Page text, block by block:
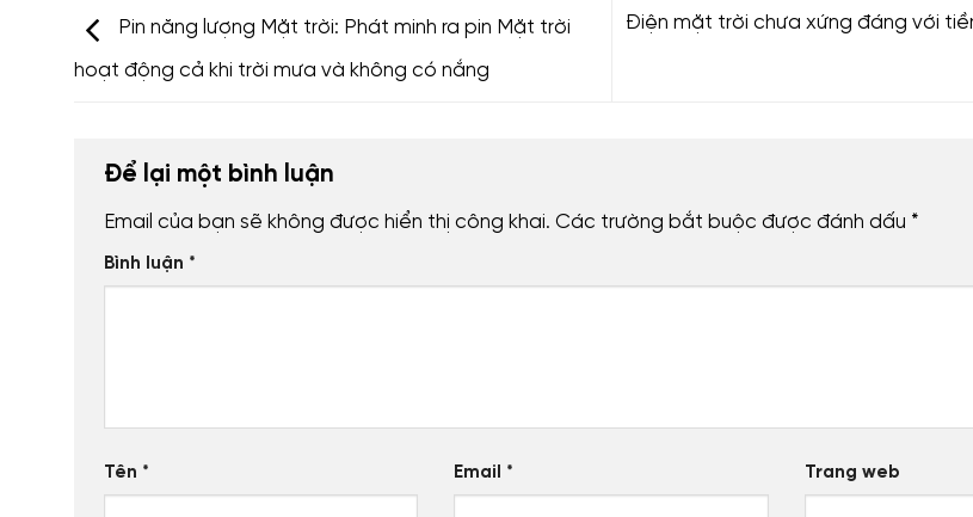
Pin năng lượng Mặt trời: Phát minh ra pin Mặt trời
hoạt động cả khi trời mưa và không có nắng
Điện mặt trời chưa xứng đáng với
Để lại một bình luận
Email của bạn sẽ không được hiển thị công khai. Các trường bắt buộc được đánh dấu *
Bình luận *
Tên * Email * Trang web